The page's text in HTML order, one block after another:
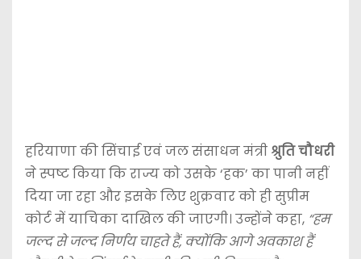
हरियाणा की सिंचाई एवं जल संसाधन मंत्री श्रुति चौधरी
ने स्पष्ट किया कि राज्य को उसके ‘हक’ का पानी नहीं
दिया जा रहा और इसके लिए शुक्रवार को ही सुप्रीम
कोर्ट में याचिका दाखिल की जाएगी। उन्होंने कहा, “हम
जल्द से जल्द निर्णय चाहते हैं, क्योंकि आगे अवकाश हैं